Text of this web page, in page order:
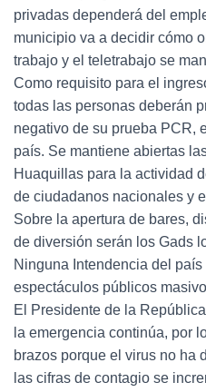
privadas dependerá del
municipio va a decidir cómo
trabajo y el teletrabajo se
Como requisito para el
todas las personas deberán
negativo de su prueba PCR,
país. Se mantiene abiertas
Huaquillas para la actividad
de ciudadanos nacionales y
Sobre la apertura de bares,
de diversión serán los Gads
Ninguna Intendencia del
espectáculos públicos
El Presidente de la
la emergencia continúa, por
brazos porque el virus no ha
las cifras de contagio se